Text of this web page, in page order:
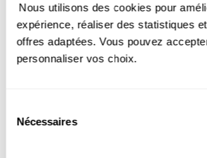
Nous utilisons des cookies pour
expérience, réaliser des statistiques
offres adaptées. Vous pouvez
personnaliser vos choix.
Nécessaires
09/01/2020
Stéphanie d'Oustrac présente le